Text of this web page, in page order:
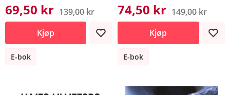
69,50 kr 139,00 kr
Kjøp
E-bok
74,50 kr 149,00 kr
Kjøp
E-bok